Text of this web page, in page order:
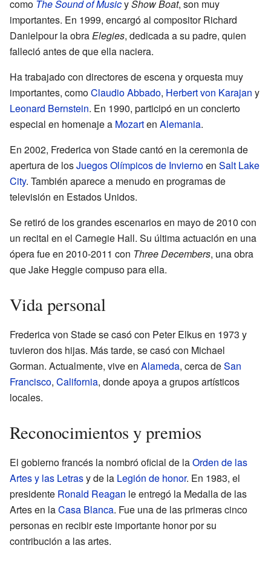
como The Sound of MusicyShow Boat, son muy
importantes. En 1999, encargó al compositor Richard
Danielpour la obraElegies, dedicada a su padre, quien
falleció antes de que ella naciera.
Ha trabajado con directores de escena y orquesta muy
importantes, comoClaudio Abbado, Herbert von Karajan y
Leonard Bernstein. En 1990, participó en un concierto
especial en homenaje a Mozarten Alemania.
En 2002, Frederica von Stade cantó en la ceremonia de
apertura de losJuegos Olímpicos de Inviernoen Salt Lake
City. También aparece a menudo en programas de
televisión en Estados Unidos.
Se retiró de los grandes escenarios en mayo de 2010 con
un recital en el Carnegie Hall. Su última actuación en una
ópera fue en 2010-2011 con Three Decembers, una obra
que Jake Heggie compuso para ella.
Vida personal
Frederica von Stade se casó con Peter Elkus en 1973 y
tuvieron dos hijas. Más tarde, se casó con Michael
Gorman. Actualmente, vive en Alameda, cerca deSan
Francisco, California, donde apoya a grupos artísticos
locales.
Reconocimientos y premios
El gobierno francés la nombró oficial de laOrden de las
Artes y las Letrasy de la Legión de honor. En 1983, el
presidente Ronald Reagan le entregó la Medalla de las
Artes en laCasa Blanca. Fue una de las primeras cinco
personas en recibir este importante honor por su
contribución a las artes.